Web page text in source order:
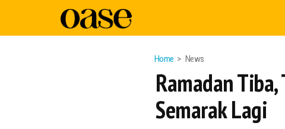
Home News
Ramadan
Semarak Lagi